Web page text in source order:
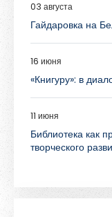
03 августа
Гайдаровка на
16 июня
«Книгуру»: в
11 июня
Библиотека как
творческого
Я согласен с
размещённых
Уже